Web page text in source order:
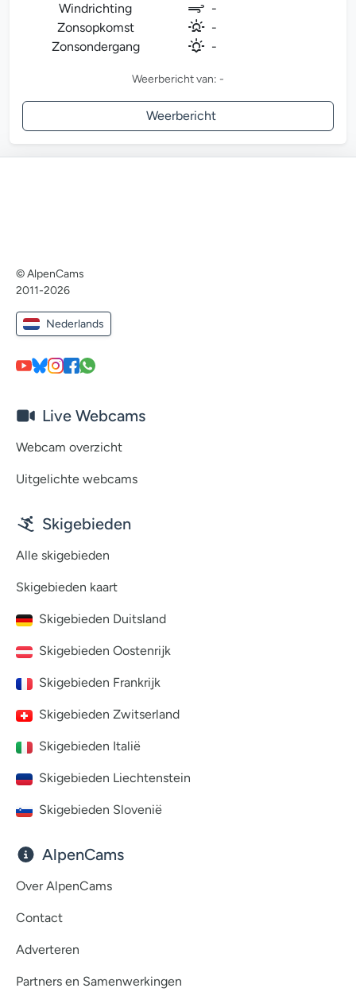
Windrichting
-
Zonsopkomst
-
Zonsondergang
-
Weerbericht van: -
Weerbericht
© AlpenCams
2011-2026
Nederlands
Live Webcams
Webcam overzicht
Uitgelichte webcams
Skigebieden
Alle skigebieden
Skigebieden kaart
Skigebieden Duitsland
Skigebieden Oostenrijk
Skigebieden Frankrijk
Skigebieden Zwitserland
Skigebieden Italië
Skigebieden Liechtenstein
Skigebieden Slovenië
AlpenCams
Over AlpenCams
Contact
Adverteren
Partners en Samenwerkingen